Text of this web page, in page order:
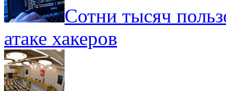
Сотни тысяч
атаке хакеров